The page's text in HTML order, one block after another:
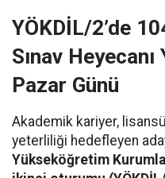
YÖKDİL/2’de
Sınav
Pazar Günü
Akademik kariyer,
yeterliliği hedefleyen
Yükseköğretim